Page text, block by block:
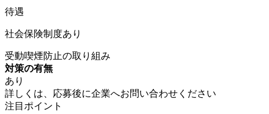
待遇
社会保険制度あり
受動喫煙防止の取り組み
対策の有無
あり
詳しくは、応募後に企業へお問い合わせください
注目ポイント